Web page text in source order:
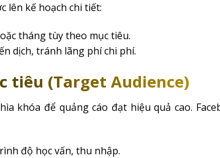
lên kế hoạch chi tiết:
tháng tùy theo mục tiêu.
dịch, tránh lãng phí chi phí.
tiêu (Target Audience)
khóa để quảng cáo đạt hiệu quả cao.
độ học vấn, thu nhập.